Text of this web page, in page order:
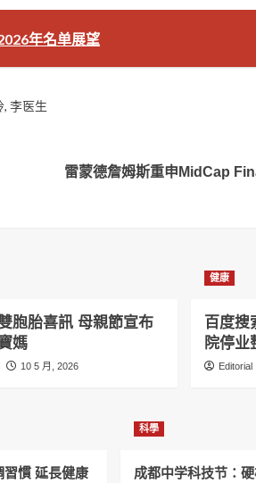
年名单展望
, 李医生
雷蒙德詹姆斯重申MidCap
胞胎喜訊 母親節宣布
媽
10 5 月, 2026
健康
百度搜
院停业
Editorial
習慣 延長健康
科學
成都中学科技节：